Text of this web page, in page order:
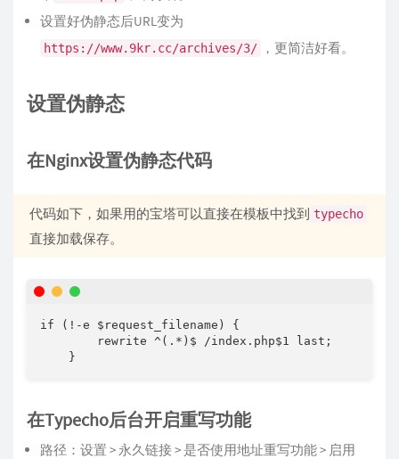
设置好伪静态后URL变为
https://www.9kr.cc/archives/3/ ，更简洁好看。
设置伪静态
在Nginx设置伪静态代码
代码如下，如果用的宝塔可以直接在模板中找到 typecho
直接加载保存。
if (!-e $request_filename) {
        rewrite ^(.*)$ /index.php$1 last;
    }
在Typecho后台开启重写功能
路径：设置 > 永久链接 > 是否使用地址重写功能 > 启用